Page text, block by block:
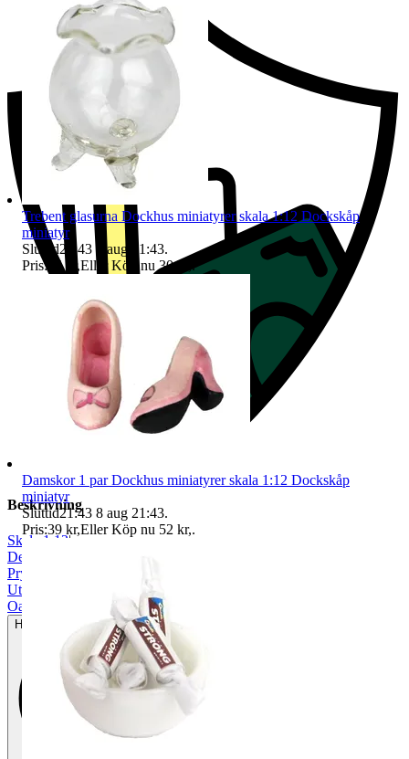
Beskrivning
Skala 1:12|
Dekoration
Prylpaket
Utomhus
Oanvänt
Helt ny och aldrig använd
Trebent glasurna Dockhus miniatyrer skala 1:12 Dockskåp
miniatyr
Sluttid21:43 8 aug 21:43.
Pris: 25 kr ,Eller Köp nu 30 kr .
Damskor 1 par Dockhus miniatyrer skala 1:12 Dockskåp
miniatyr
Sluttid21:43 8 aug 21:43.
Pris:39 kr,Eller Köp nu 52 kr,.